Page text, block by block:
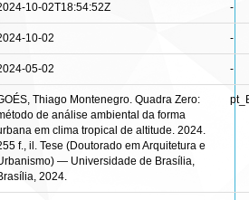
10-02T18:54:52Z -
10-02 -
05-02 -
Thiago Montenegro. Quadra Zero:
de análise ambiental da forma
em clima tropical de altitude. 2024.
f., il. Tese (Doutorado em Arquitetura e
— Universidade de Brasília,
2024.